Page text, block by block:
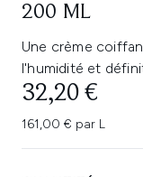
200 ML
Une crème
l'humidité et
32,20 €
161,00 € par L